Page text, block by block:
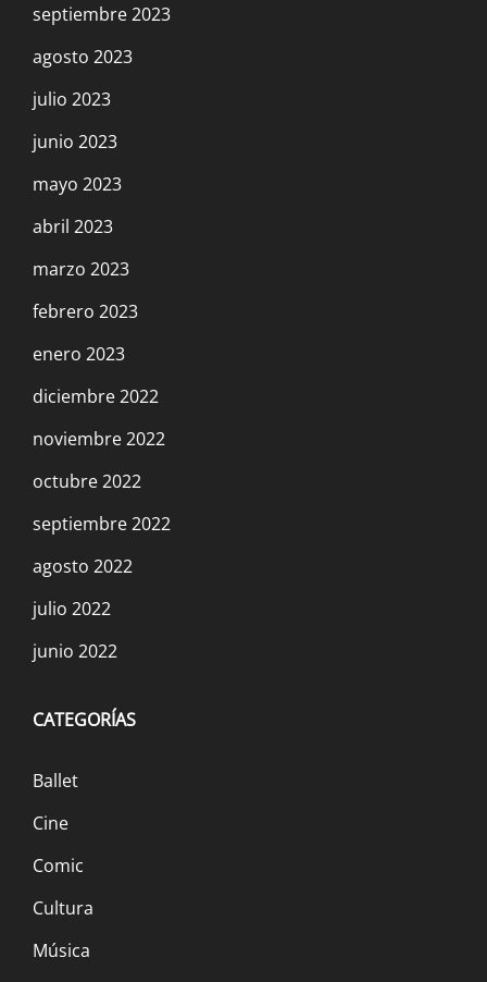
septiembre 2023
agosto 2023
julio 2023
junio 2023
mayo 2023
abril 2023
marzo 2023
febrero 2023
enero 2023
diciembre 2022
noviembre 2022
octubre 2022
septiembre 2022
agosto 2022
julio 2022
junio 2022
CATEGORÍAS
Ballet
Cine
Comic
Cultura
Música